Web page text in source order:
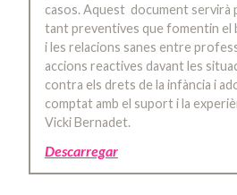
casos. Aquest document servirà
tant preventives que fomentin el
i les relacions sanes entre
accions reactives davant les
contra els drets de la infància i
comptat amb el suport i la
Vicki Bernadet.
Descarregar